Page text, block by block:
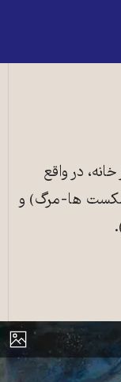
در واقع
ها-مرگ) و